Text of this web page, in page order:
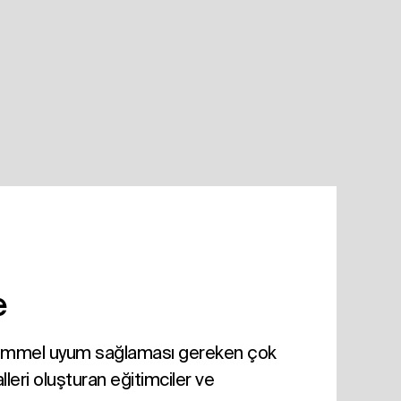
uyum sağlaması gereken çok
oluşturan eğitimciler ve